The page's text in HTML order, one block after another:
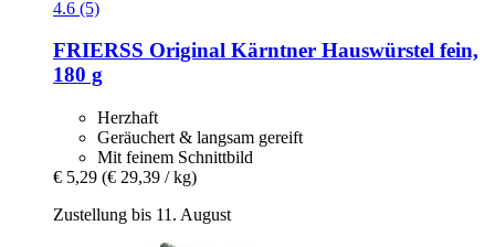
4.6 (5)
FRIERSS Original Kärntner Hauswürstel fein,
180 g
Herzhaft
Geräuchert & langsam gereift
Mit feinem Schnittbild
€ 5,29 (€ 29,39 / kg)
Zustellung bis 11. August